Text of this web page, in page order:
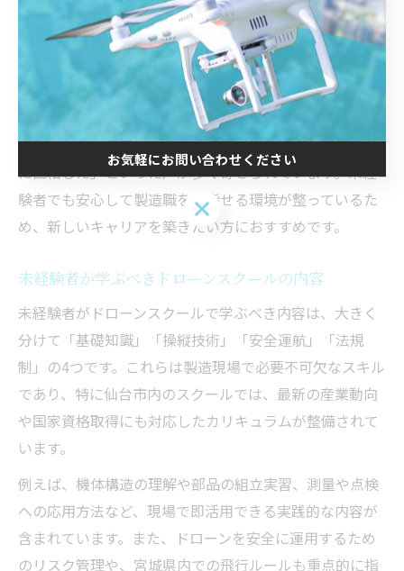
得できる点が大きな魅力です。産業用ドローンの現場で
活躍するためには、操縦技術だけでなく、製品の構造理
解や安全管理能力も重要視されます。
ドローンスクールの卒業生には「未経験からでも現場で
即戦力として採用された」「講座で得た知識が転職活動
に直結した」といった声が多く寄せられています。未経
験者でも安心して製造職を目指せる環境が整っているた
め、新しいキャリアを築きたい方におすすめです。
未経験者が学ぶべきドローンスクールの内容
未経験者がドローンスクールで学ぶべき内容は、大きく
分けて「基礎知識」「操縦技術」「安全運航」「法規
制」の4つです。これらは製造現場で必要不可欠なスキル
であり、特に仙台市内のスクールでは、最新の産業動向
や国家資格取得にも対応したカリキュラムが整備されて
います。
例えば、機体構造の理解や部品の組立実習、測量や点検
への応用方法など、現場で即活用できる実践的な内容が
含まれています。また、ドローンを安全に運用するため
のリスク管理や、宮城県内での飛行ルールも重点的に指
お気軽にお問い合わせください
お気軽にお問い合わせください